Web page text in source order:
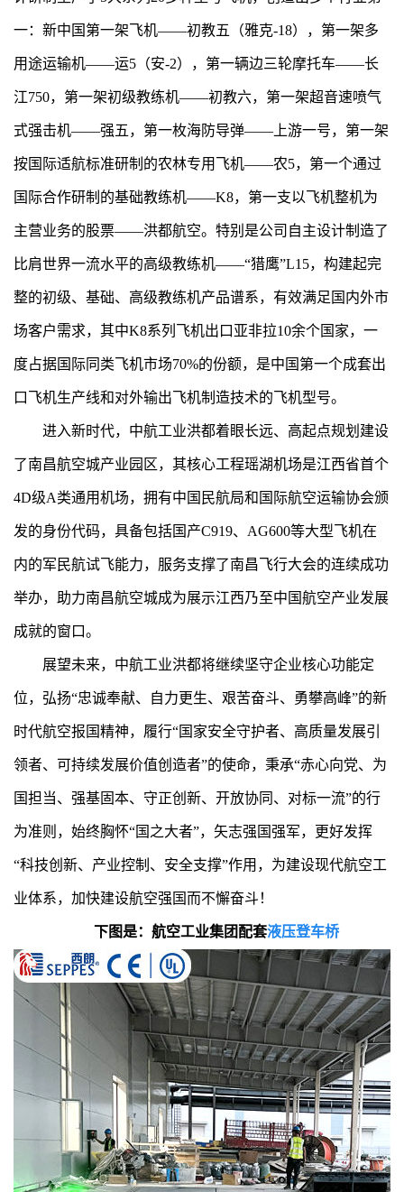
一：新中国第一架飞机——初教五（雅克-18），第一架多
用途运输机——运5（安-2），第一辆边三轮摩托车——长
江750，第一架初级教练机——初教六，第一架超音速喷气
式强击机——强五，第一枚海防导弹——上游一号，第一架
按国际适航标准研制的农林专用飞机——农5，第一个通过
国际合作研制的基础教练机——K8，第一支以飞机整机为
主营业务的股票——洪都航空。特别是公司自主设计制造了
比肩世界一流水平的高级教练机——“猎鹰”L15，构建起完
整的初级、基础、高级教练机产品谱系，有效满足国内外市
场客户需求，其中K8系列飞机出口亚非拉10余个国家，一
度占据国际同类飞机市场70%的份额，是中国第一个成套出
口飞机生产线和对外输出飞机制造技术的飞机型号。
进入新时代，中航工业洪都着眼长远、高起点规划建设
了南昌航空城产业园区，其核心工程瑶湖机场是江西省首个
4D级A类通用机场，拥有中国民航局和国际航空运输协会颁
发的身份代码，具备包括国产C919、AG600等大型飞机在
内的军民航试飞能力，服务支撑了南昌飞行大会的连续成功
举办，助力南昌航空城成为展示江西乃至中国航空产业发展
成就的窗口。
展望未来，中航工业洪都将继续坚守企业核心功能定
位，弘扬“忠诚奉献、自力更生、艰苦奋斗、勇攀高峰”的新
时代航空报国精神，履行“国家安全守护者、高质量发展引
领者、可持续发展价值创造者”的使命，秉承“赤心向党、为
国担当、强基固本、守正创新、开放协同、对标一流”的行
为准则，始终胸怀“国之大者”，矢志强国强军，更好发挥
“科技创新、产业控制、安全支撑”作用，为建设现代航空工
业体系，加快建设航空强国而不懈奋斗！
下图是：航空工业集团配套液压登车桥